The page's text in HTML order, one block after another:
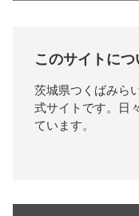
このサイトにつ
茨城県つくばみら
式サイトです。日
ています。